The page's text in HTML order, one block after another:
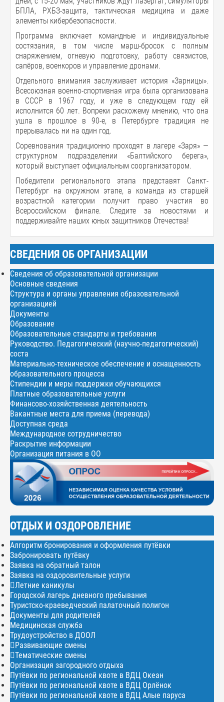
БПЛА, РХБЗ-защита, тактическая медицина и даже
элементы кибербезопасности.
Программа включает командные и индивидуальные
состязания, в том числе марш-бросок с полным
снаряжением, огневую подготовку, работу связистов,
сапёров, военкоров и управление дронами.
Отдельного внимания заслуживает история «Зарницы».
Всесоюзная военно-спортивная игра была организована
в СССР в 1967 году, и уже в следующем году ей
исполнится 60 лет. Вопреки расхожему мнению, что она
ушла в прошлое в 90-е, в Петербурге традиция не
прерывалась ни на один год.
Соревнования традиционно проходят в лагере «Заря» —
структурном подразделении «Балтийского берега»,
который выступает официальным соорганизатором.
Победители регионального этапа представят Санкт-
Петербург на окружном этапе, а команда из старшей
возрастной категории получит право участия во
Всероссийском финале. Следите за новостями и
поддерживайте наших юных защитников Отечества!
СВЕДЕНИЯ ОБ ОРГАНИЗАЦИИ
Сведения об образовательной организации
Основные сведения
Структура и органы управления образовательной
организацией
Документы
Образование
Образовательные стандарты и требования
Руководство. Педагогический (научно-педагогический)
соста
Материально-техническое обеспечение и оснащенность
образовательного процесса
Стипендии и меры поддержки обучающихся
Платные образовательные услуги
Финансово-хозяйственная деятельность
Вакантные места для приема (перевода)
Доступная среда
Международное сотрудничество
Раскрытие информации
Организация питания в ОО
ОТДЫХ И ОЗДОРОВЛЕНИЕ
Алгоритм бронирования и оформления путёвки
Забронировать путёвку
Заявка на обратный талон
Заявка на оздоровительные услуги
Летние каникулы
Городской лагерь дневного пребывания
Туристско-краеведческий палаточный полигон
Документы для родителей
Медицинская служба
Трудоустройство в ДООЛ
Развивающие смены
Тематические смены
Организация загородного отдыха
Путёвки по региональной квоте в ВДЦ Океан
Путёвки по региональной квоте в ВДЦ Орлёнок
Путёвки по региональной квоте в ВДЦ Алые паруса